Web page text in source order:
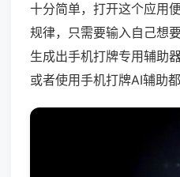
十分简单，打开这个应用
规律，只需要输入自己想
生成出手机打牌专用辅助
或者使用手机打牌AI辅助